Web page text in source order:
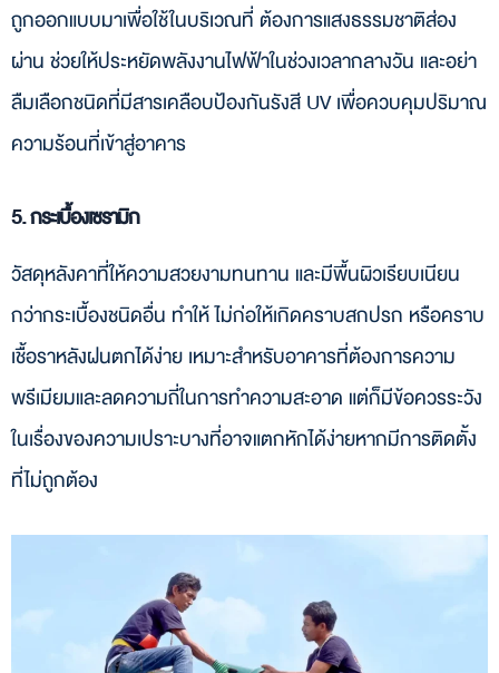
ถูกออกแบบมาเพื่อใช้ในบริเวณที่ ต้องการแสงธรรมชาติส่อง
ผ่าน ช่วยให้ประหยัดพลังงานไฟฟ้าในช่วงเวลากลางวัน และอย่า
ลืมเลือกชนิดที่มีสารเคลือบป้องกันรังสี UV เพื่อควบคุมปริมาณ
ความร้อนที่เข้าสู่อาคาร
5. กระเบื้องเซรามิก
วัสดุหลังคาที่ให้ความสวยงามทนทาน และมีพื้นผิวเรียบเนียน
กว่ากระเบื้องชนิดอื่น ทำให้ ไม่ก่อให้เกิดคราบสกปรก หรือคราบ
เชื้อราหลังฝนตกได้ง่าย เหมาะสำหรับอาคารที่ต้องการความ
พรีเมียมและลดความถี่ในการทำความสะอาด แต่ก็มีข้อควรระวัง
ในเรื่องของความเปราะบางที่อาจแตกหักได้ง่ายหากมีการติดตั้ง
ที่ไม่ถูกต้อง